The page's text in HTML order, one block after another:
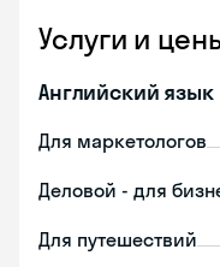
Услуги и
Английский язык
Для маркетологов
Деловой - для
Для путешествий